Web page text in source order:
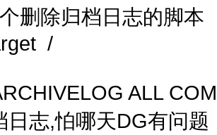
删除归档日志的脚本
/
ALL
日志,怕哪天DG有问